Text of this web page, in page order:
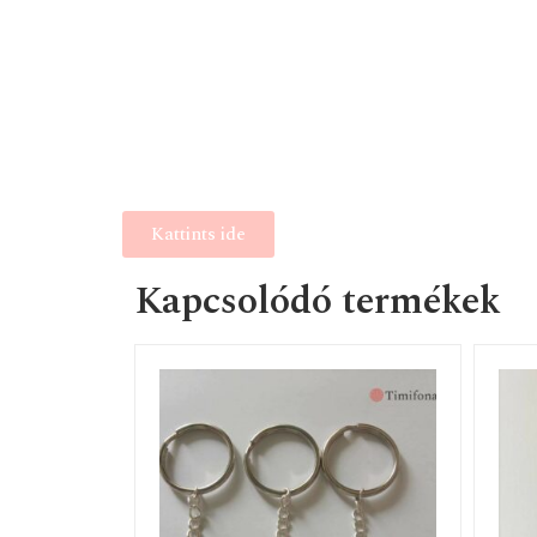
Kattints ide
Kapcsolódó termékek